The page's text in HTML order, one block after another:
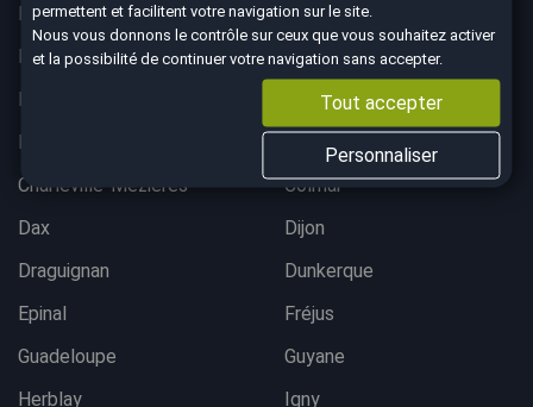
Besançon
Bordeaux lac
Bordeaux Mérignac
Bougival
Bourgoin-Jallieu
Brest
Brive-La-Gaillarde
Chalon-sur-Saône
Charleville-Mezières
Colmar
Dax
Dijon
Draguignan
Dunkerque
Epinal
Fréjus
Guadeloupe
Guyane
Herblay
Igny
permettent et facilitent votre navigation sur le site.
Nous vous donnons le contrôle sur ceux que vous souhaitez activer
et la possibilité de continuer votre navigation sans accepter.
Tout accepter
Personnaliser